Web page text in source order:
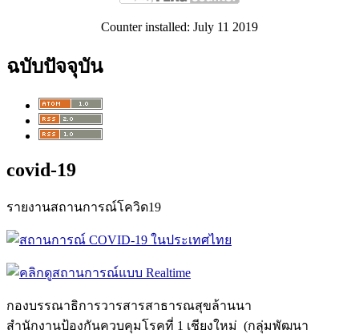
Counter installed: July 11 2019
ฉบับปัจจุบัน
covid-19
รายงานสถานการณ์โควิด19
กองบรรณาธิการวารสารสาธารณสุขล้านนา
สำนักงานป้องกันควบคุมโรคที่ 1 เชียงใหม่ (กลุ่มพัฒนา